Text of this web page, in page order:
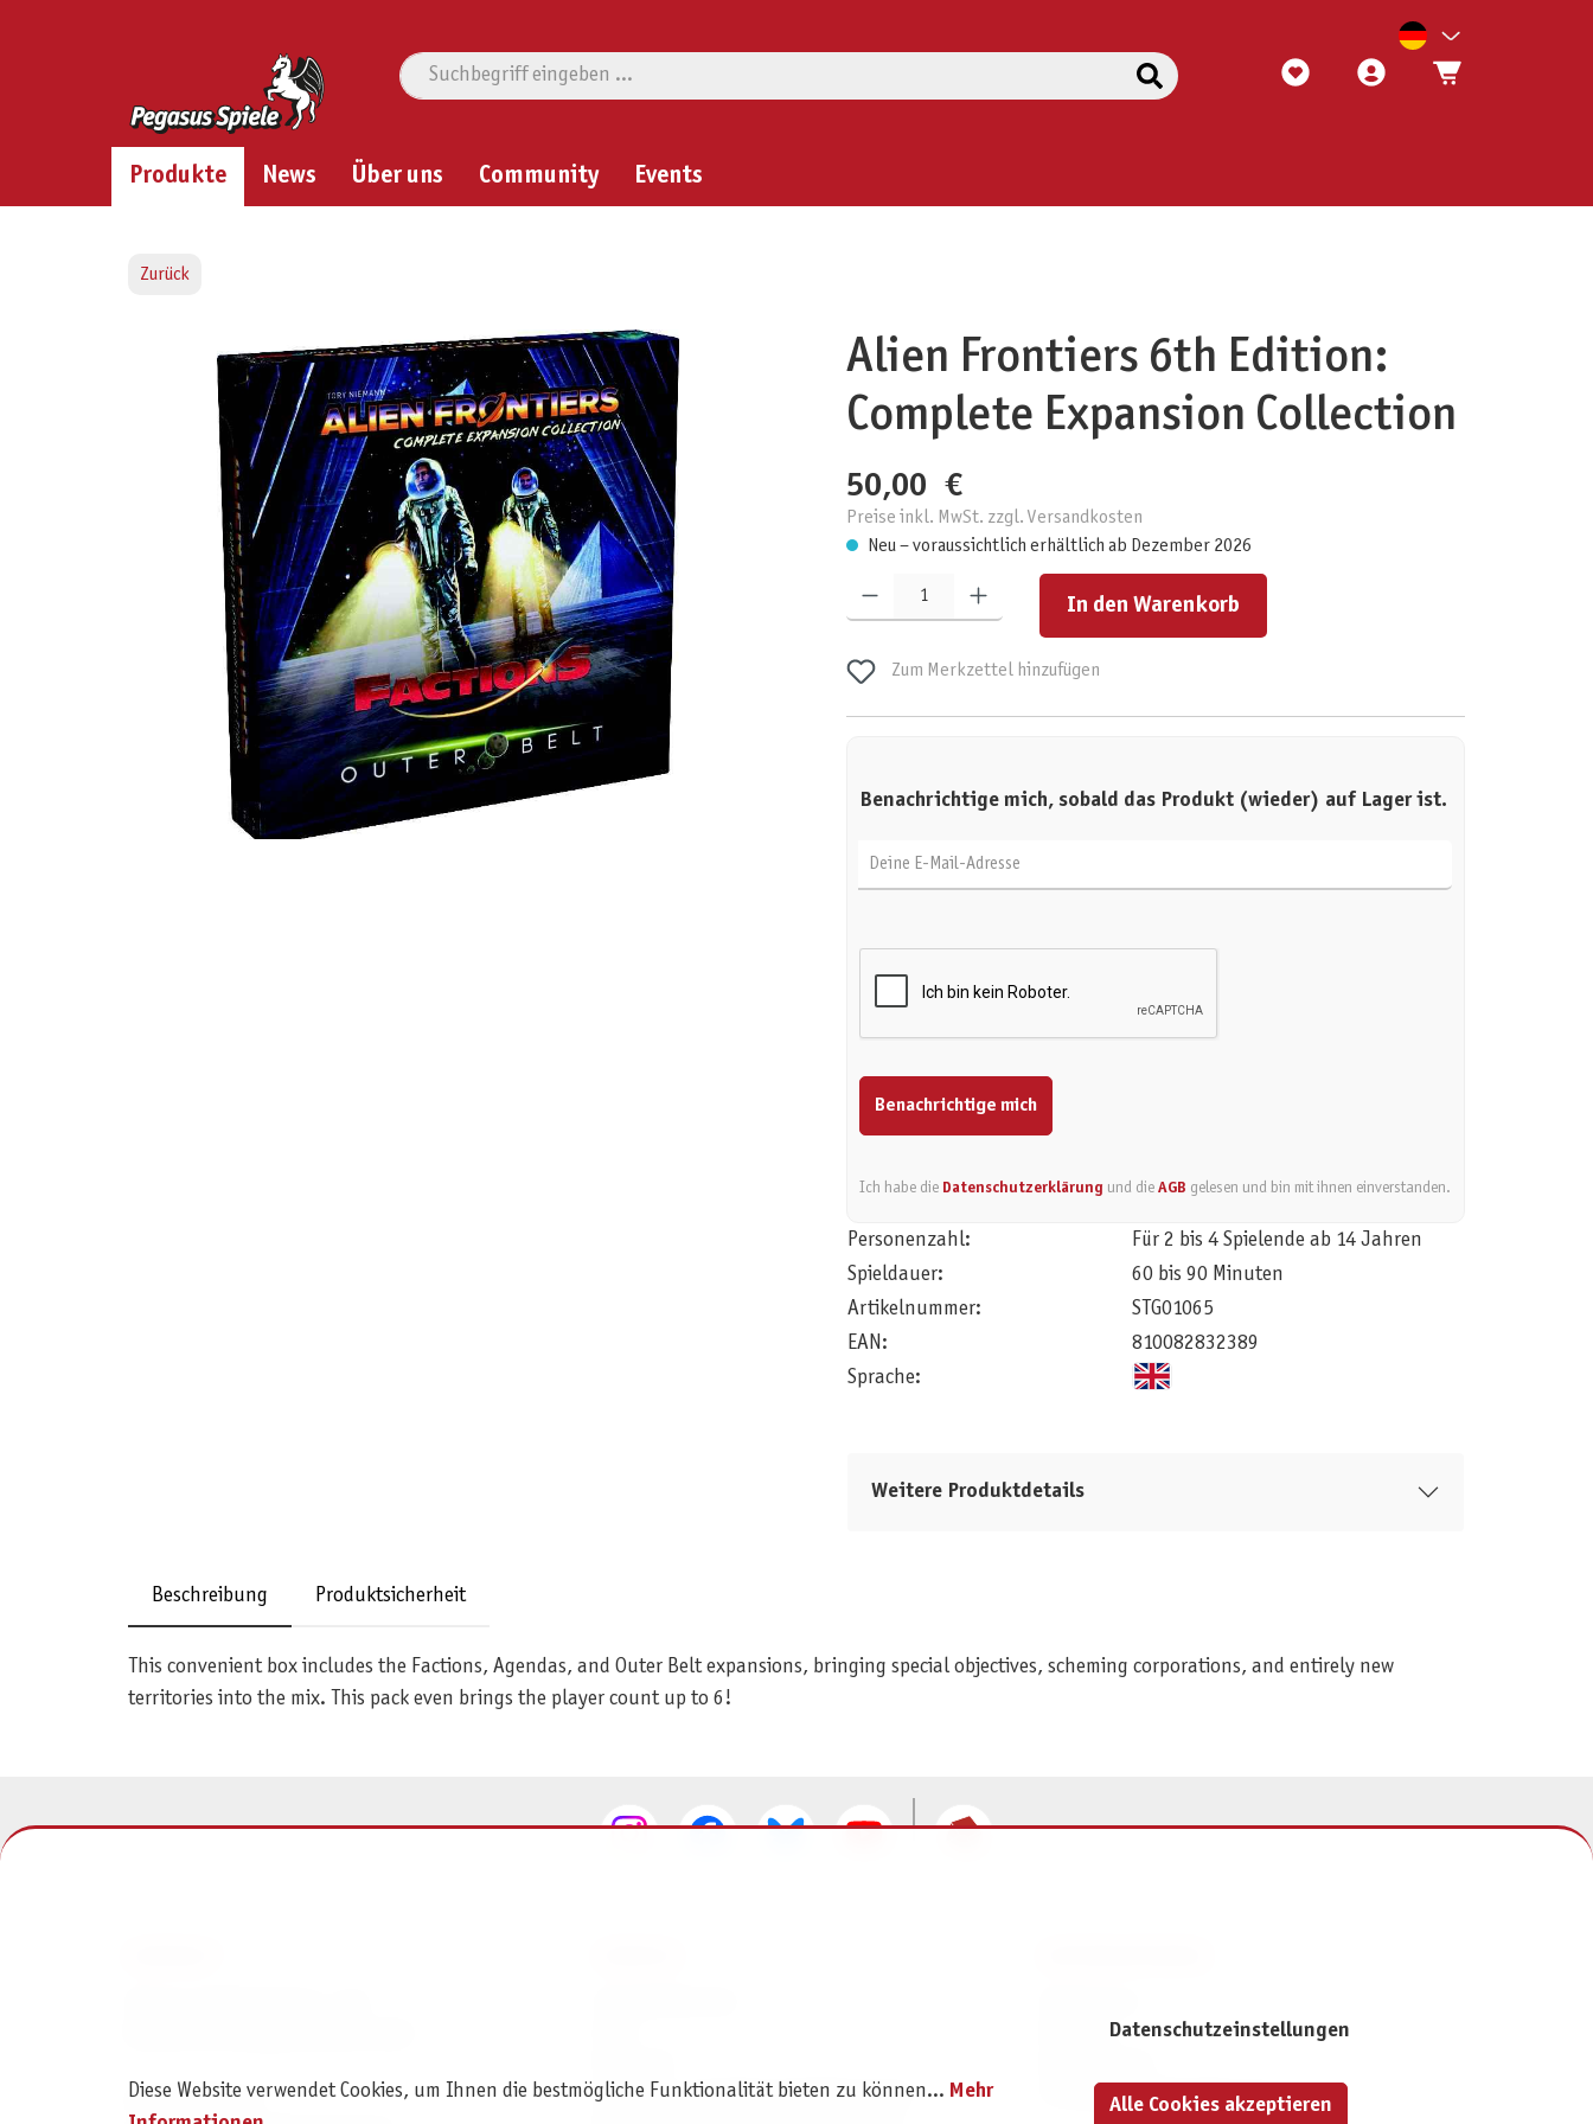
Produkte News Über uns Community Events
Zurück
Bildergalerie überspringen
Alien Frontiers 6th Edition:
Complete Expansion Collection
50,00 €
Preise inkl. MwSt. zzgl. Versandkosten
Neu – voraussichtlich erhältlich ab Dezember 2026
Produkt Anzahl: Gib den gewünschten Wert ein oder benutze die Schaltflächen um die Anzahl zu erhöhen oder zu reduzieren.
In den Warenkorb
Zum Merkzettel hinzufügen
Benachrichtige mich, sobald das Produkt (wieder) auf Lager ist.
Benachrichtige mich
Ich habe die Datenschutzerklärung und dieAGB gelesen und bin mit ihnen einverstanden.
Personenzahl:
Für 2 bis 4 Spielende ab 14 Jahren
Spieldauer:
60 bis 90 Minuten
Artikelnummer:
STG01065
EAN:
810082832389
Sprache:
Weitere Produktdetails
Beschreibung Produktsicherheit
This convenient box includes the Factions, Agendas, and Outer Belt expansions, bringing special objectives, scheming corporations, and entirely new
territories into the mix. This pack even brings the player count up to 6!
Am Straßbach 3
Versand- und Zahlungsbedingungen
Kontakt
Privatsphäre-Einstellungen
Diese Website verwendet Cookies, um Ihnen die bestmögliche Funktionalität bieten zu können... Mehr
Datenschutzeinstellungen
Alle Cookies akzeptieren